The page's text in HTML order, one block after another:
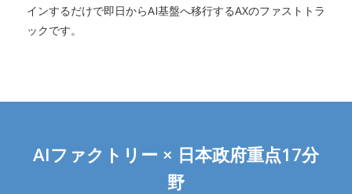
インするだけで即日からAI基盤へ移行するAXのファストトラ
ックです。
AIファクトリー × 日本政府重点17分
野